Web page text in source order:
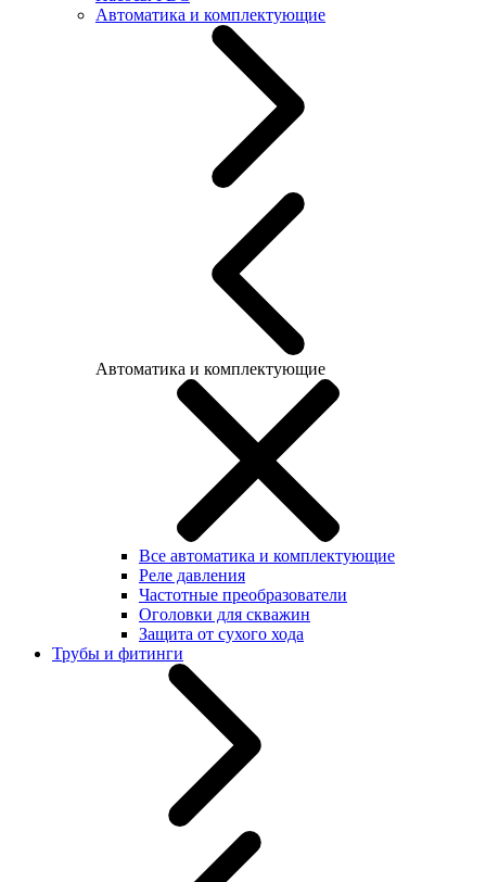
Автоматика и комплектующие
Автоматика и комплектующие
Все автоматика и комплектующие
Реле давления
Частотные преобразователи
Оголовки для скважин
Защита от сухого хода
Трубы и фитинги